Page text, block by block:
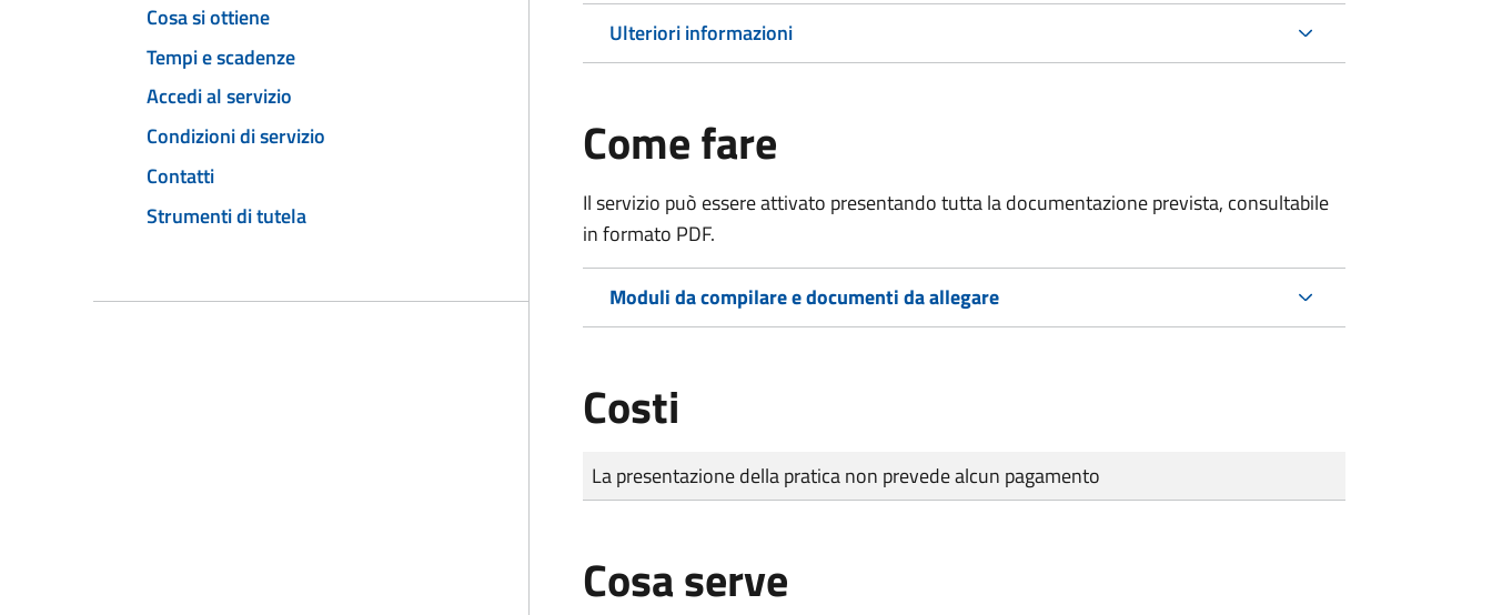
Cosa si ottiene
Tempi e scadenze
Accedi al servizio
Condizioni di servizio
Contatti
Strumenti di tutela
Ulteriori informazioni
Come fare
Il servizio può essere attivato presentando tutta la documentazione prevista, consultabile
in formato PDF.
Moduli da compilare e documenti da allegare
Costi
Tipo di pagamento
Importo
La presentazione della pratica non prevede alcun pagamento
Cosa serve